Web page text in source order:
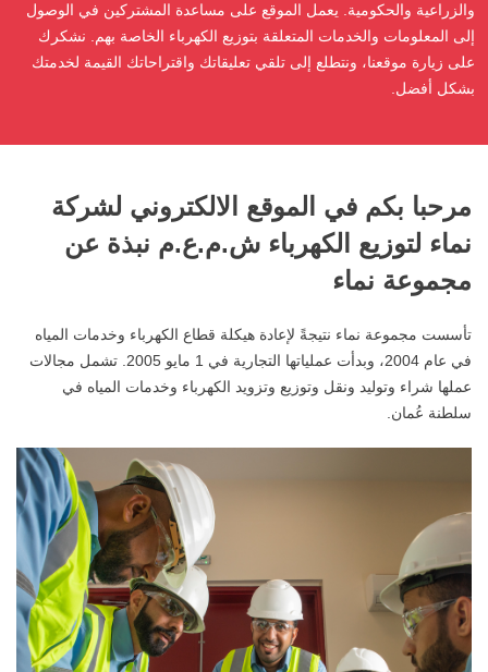
والزراعية والحكومية. يعمل الموقع على مساعدة المشتركين في الوصول
إلى المعلومات والخدمات المتعلقة بتوزيع الكهرباء الخاصة بهم. نشكرك
على زيارة موقعنا، ونتطلع إلى تلقي تعليقاتك واقتراحاتك القيمة لخدمتك
بشكل أفضل.
مرحبا بكم في الموقع الالكتروني لشركة
نماء لتوزيع الكهرباء ش.م.ع.م نبذة عن
مجموعة نماء
تأسست مجموعة نماء نتيجةً لإعادة هيكلة قطاع الكهرباء وخدمات المياه
في عام 2004، وبدأت عملياتها التجارية في 1 مايو 2005. تشمل مجالات
عملها شراء وتوليد ونقل وتوزيع وتزويد الكهرباء وخدمات المياه في
سلطنة عُمان.